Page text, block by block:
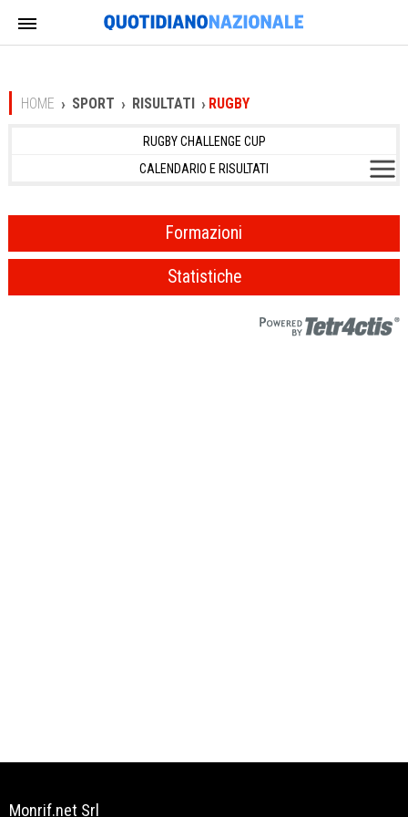
HOME SPORT RISULTATI RUGBY
RUGBY CHALLENGE CUP
CALENDARIO E RISULTATI
Formazioni
Statistiche
Monrif.net Srl